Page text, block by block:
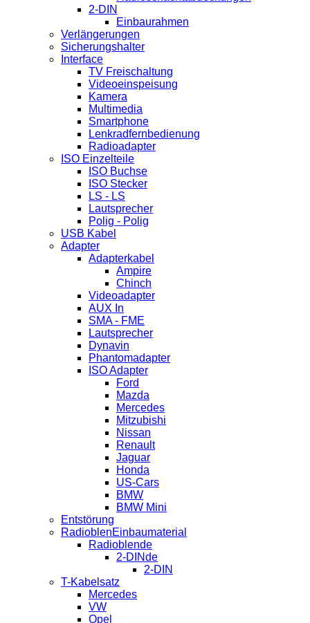
2-DIN
Einbaurahmen
Verlängerungen
Sicherungshalter
Interface
TV Freischaltung
Videoeinspeisung
Kamera
Multimedia
Smartphone
Lenkradfernbedienung
Radioadapter
ISO Einzelteile
ISO Buchse
ISO Stecker
LS - LS
Lautsprecher
Polig - Polig
USB Kabel
Adapter
Adapterkabel
Ampire
Chinch
Videoadapter
AUX In
SMA - FME
Lautsprecher
Dynavin
Phantomadapter
ISO Adapter
Ford
Mazda
Mercedes
Mitzubishi
Nissan
Renault
Jaguar
Honda
US-Cars
BMW
BMW Mini
Entstörung
RadioblenEinbaumaterial
Radioblende
2-DINde
2-DIN
T-Kabelsatz
Mercedes
VW
Opel